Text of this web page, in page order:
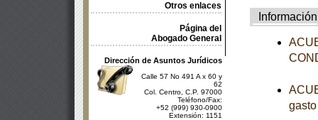
Otros enlaces
Página del
Abogado General
Dirección de Asuntos Jurídicos
Calle 57 No 491 A x 60 y
62
Col. Centro, C.P. 97000
Teléfono/Fax:
+52 (999) 930-0900
Extensión: 1151
Información